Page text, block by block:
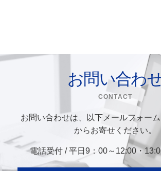
お問い合わ
CONTACT
お問い合わせは、以下メールフォー
からお寄せください。
電話受付 / 平日9：00～12:00・